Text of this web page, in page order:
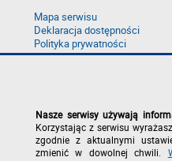
Mapa serwisu
Deklaracja dostępności
Polityka prywatności
Zgłoś błąd na stronie
Nasze serwisy używają
Korzystając z serwisu
zgodnie z aktualnymi
zmienić w dowolnej chwili.